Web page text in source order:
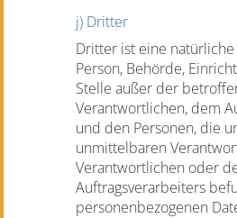
j) Dritter
Dritter ist eine
Person, Behörde,
Stelle außer der
Verantwortlichen, dem
und den Personen, die
unmittelbaren
Verantwortlichen oder
Auftragsverarbeiters
personenbezogenen